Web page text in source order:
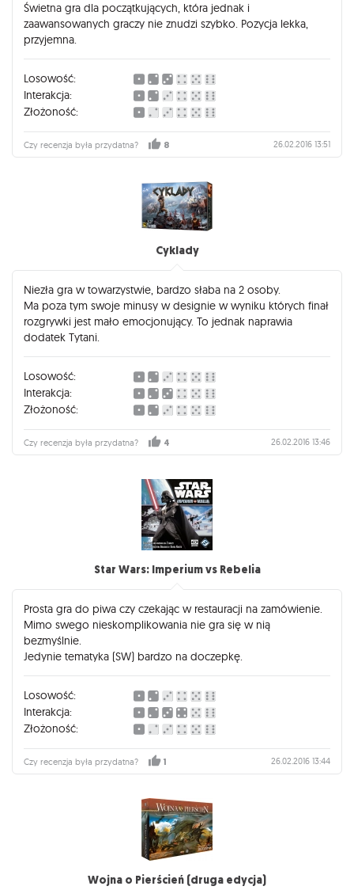
Świetna gra dla początkujących, która jednak i
zaawansowanych graczy nie znudzi szybko. Pozycja lekka,
przyjemna.
Losowość:
Interakcja:
Złożoność:
Czy recenzja była przydatna? 8 26.02.2016 13:51
Cyklady
Niezła gra w towarzystwie, bardzo słaba na 2 osoby.
Ma poza tym swoje minusy w designie w wyniku których finał
rozgrywki jest mało emocjonujący. To jednak naprawia
dodatek Tytani.
Losowość:
Interakcja:
Złożoność:
Czy recenzja była przydatna? 4 26.02.2016 13:46
Star Wars: Imperium vs Rebelia
Prosta gra do piwa czy czekając w restauracji na zamówienie.
Mimo swego nieskomplikowania nie gra się w nią
bezmyślnie.
Jedynie tematyka (SW) bardzo na doczepkę.
Losowość:
Interakcja:
Złożoność:
Czy recenzja była przydatna? 1 26.02.2016 13:44
Wojna o Pierścień (druga edycja)